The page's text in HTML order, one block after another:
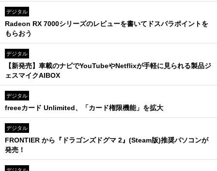
デジタル
Radeon RX 7000シリーズのレビューを書いてドスパラポイントを
もらおう
デジタル
【新発売】車載のナビでYouTubeやNetflixが手軽に見られる製品ジ
ェスマイクAIBOX
デジタル
freeeカード Unlimited、「カード権限機能」を拡大
デジタル
FRONTIER から『ドラゴンズドグマ 2』(Steam版)推奨パソコンが
発売！